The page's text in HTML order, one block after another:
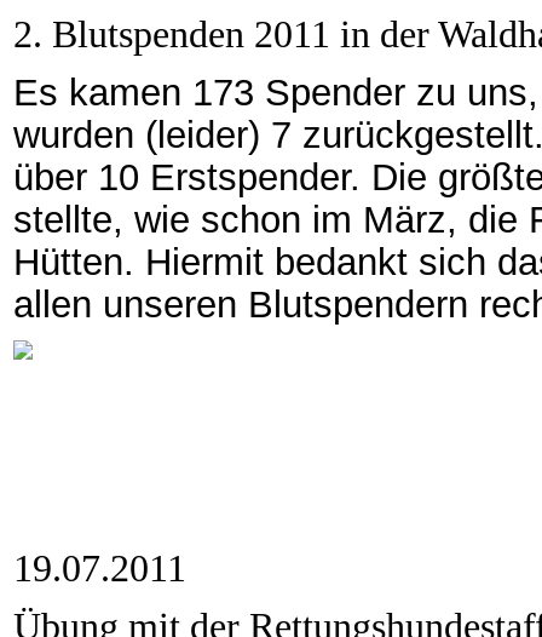
2. Blutspenden 2011 in der
Es kamen 173 Spender zu
wurden (leider) 7
über 10 Erstspender. Die
stellte, wie schon im März, die
Hütten. Hiermit bedankt sich
allen unseren Blutspendern
19.07.2011
Übung mit der